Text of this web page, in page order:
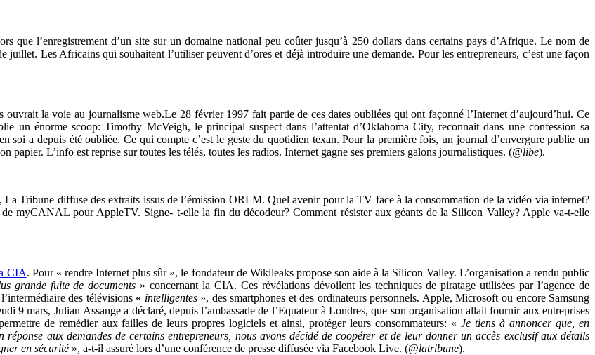
que l’enregistrement d’un site sur un domaine national peu coûter jusqu’à 250 dollars dans certains pays d’Afrique. Le nom de
juillet. Les Africains qui souhaitent l’utiliser peuvent d’ores et déjà introduire une demande. Pour les entrepreneurs, c’est une façon
la voie au journalisme web.Le 28 février 1997 fait partie de ces dates oubliées qui ont façonné l’Internet d’aujourd’hui. Ce
énorme scoop: Timothy McVeigh, le principal suspect dans l’attentat d’Oklahoma City, reconnait dans une confession sa
soi a depuis été oubliée. Ce qui compte c’est le geste du quotidien texan. Pour la première fois, un journal d’envergure publie un
papier. L’info est reprise sur toutes les télés, toutes les radios. Internet gagne ses premiers galons journalistiques. (@libe).
La Tribune diffuse des extraits issus de l’émission ORLM. Quel avenir pour la TV face à la consommation de la vidéo via internet?
myCANAL pour AppleTV. Signe- t-elle la fin du décodeur? Comment résister aux géants de la Silicon Valley? Apple va-t-elle
CIA. Pour « rendre Internet plus sûr », le fondateur de Wikileaks propose son aide à la Silicon Valley. L’organisation a rendu public
grande fuite de documents » concernant la CIA. Ces révélations dévoilent les techniques de piratage utilisées par l’agence de
des télévisions « intelligentes», des smartphones et des ordinateurs personnels. Apple, Microsoft ou encore Samsung
9 mars, Julian Assange a déclaré, depuis l’ambassade de l’Equateur à Londres, que son organisation allait fournir aux entreprises
de remédier aux failles de leurs propres logiciels et ainsi, protéger leurs consommateurs: «Je tiens à annoncer que, en
aux demandes de certains entrepreneurs, nous avons décidé de coopérer et de leur donner un accès exclusif aux détails
en sécurité», a-t-il assuré lors d’une conférence de presse diffusée via Facebook Live. (@latribune).